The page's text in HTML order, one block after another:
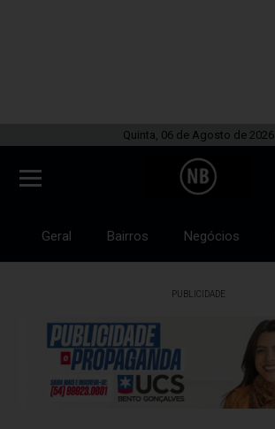
Quinta, 06 de Agosto de 2026
Geral Bairros Negócios
PUBLICIDADE